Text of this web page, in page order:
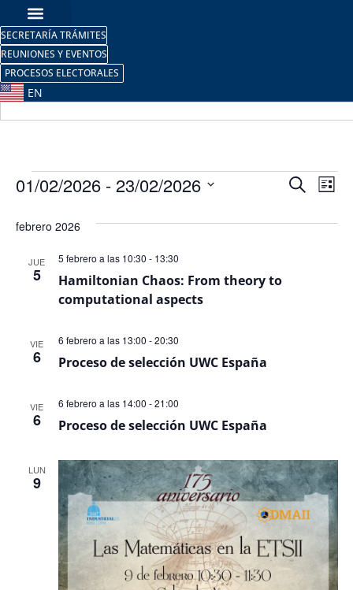
SECRETARÍA TRÁMITES
REUNIONES Y EVENTOS
PROCESOS ELECTORALES
EN
de
BuscarLista
01/02/2026 - 23/02/2026
fecha.
febrero 2026
JUE
5
Hamiltonian Chaos: From theory to
computational aspects
5 febrero a las 10:30 - 13:30
VIE
6 Proceso de selección UWC España
6 febrero a las 13:00 -20:30
VIE
6 Proceso de selección UWC España
6 febrero a las 14:00 -21:00
LUN
9